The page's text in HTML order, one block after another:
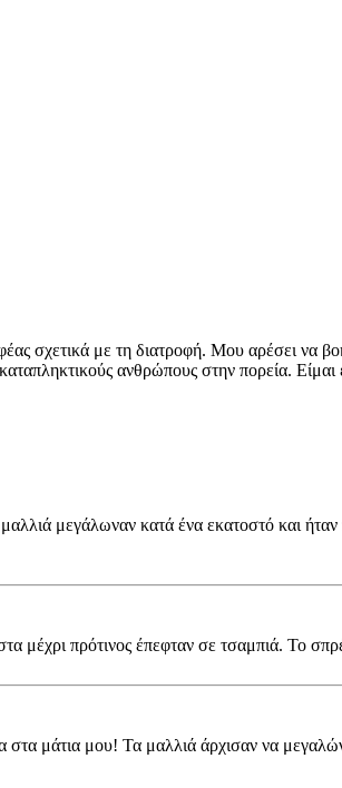
σχετικά με τη διατροφή. Μου αρέσει να
ανθρώπους στην πορεία.
μεγάλωναν κατά ένα εκατοστό και
μέχρι πρότινος έπεφταν σε τσαμπιά. Το
μάτια μου! Τα μαλλιά άρχισαν να